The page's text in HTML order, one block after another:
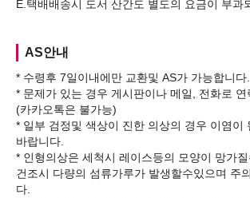
AS안내
* 수령후 7일이내에만 교환및 AS가 가능합니다.
* 문제가 있는 경우 게시판이나 메일, 전화로 연
(카카오톡은 불가능)
* 일부 검정및 색상이 진한 의상의 경우 이염이
바랍니다.
* 인형의상은 세척시 레이스등의 모양이 망가
건조시 다량의 섬류가루가 발생할수있으며 주
다.